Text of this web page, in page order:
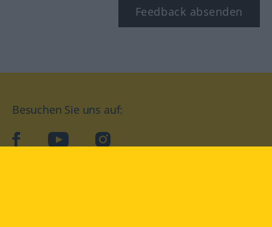
Feedback absenden
Besuchen Sie uns auf:
facebookYouTube Instagram